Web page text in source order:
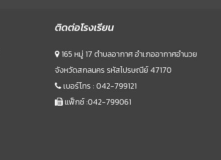
ติดต่อโรงเรียน
165 หมู่ 17 ตำบลอากาศ อำเภออากาศอำนวย
จังหวัดสกลนคร รหัสไปรษณีย์ 47170
เบอร์โทร : 042-799121
แฟ็กซ์ :042-799061